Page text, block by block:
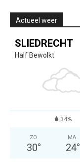
Actueel weer
SLIEDRECHT
Half Bewolkt
34%
ZO
30°
MA
24°